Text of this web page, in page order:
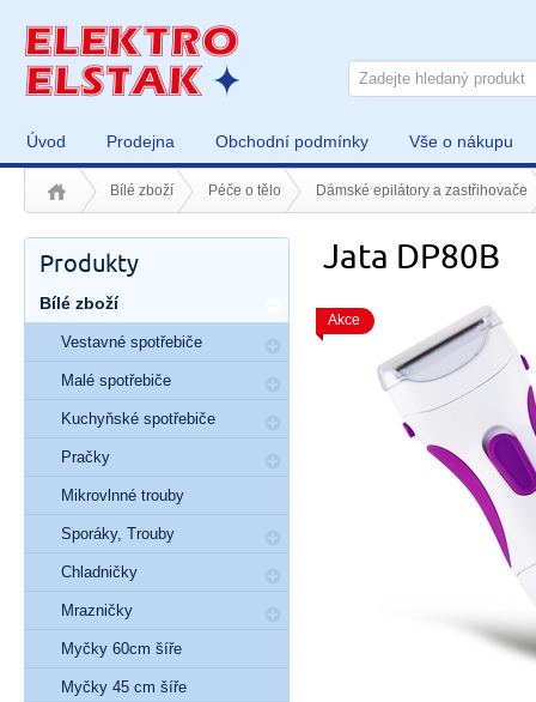
Úvod Prodejna Obchodní podmínky Vše o nákupu
Bílé zboží Péče o tělo Dámské epilátory a zastřihovače
Jata DP80B
Akce
Produkty
Bílé zboží
Vestavné spotřebiče
Malé spotřebiče
Kuchyňské spotřebiče
Pračky
Mikrovlnné trouby
Sporáky, Trouby
Chladničky
Mrazničky
Myčky 60cm šíře
Myčky 45 cm šíře